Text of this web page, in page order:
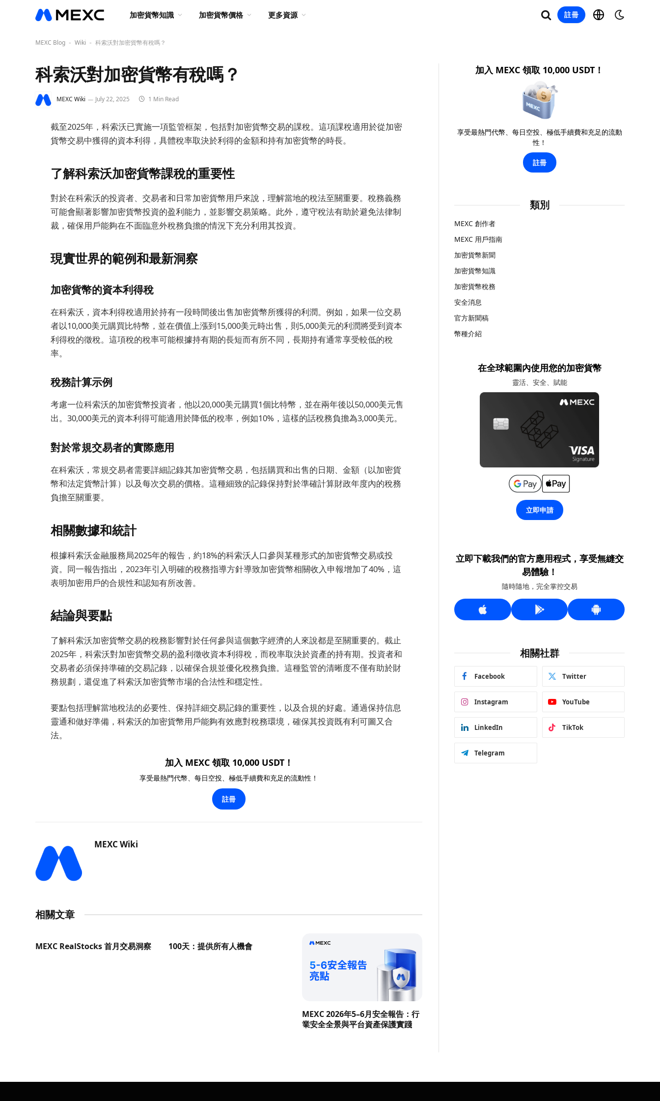
加密貨幣知識 加密貨幣價格 更多資源 註冊
MEXC Blog - Wiki - 科索沃對加密貨幣有稅嗎？
科索沃對加密貨幣有稅嗎？
MEXC Wiki July 22, 2025 1 Min Read
截至2025年，科索沃已實施一項監管框架，包括對加密貨幣交易的課稅。這項課稅適用於從加密
貨幣交易中獲得的資本利得，具體稅率取決於利得的金額和持有加密貨幣的時長。
了解科索沃加密貨幣課稅的重要性
對於在科索沃的投資者、交易者和日常加密貨幣用戶來說，理解當地的稅法至關重要。稅務義務
可能會顯著影響加密貨幣投資的盈利能力，並影響交易策略。此外，遵守稅法有助於避免法律制
裁，確保用戶能夠在不面臨意外稅務負擔的情況下充分利用其投資。
現實世界的範例和最新洞察
加密貨幣的資本利得稅
在科索沃，資本利得稅適用於持有一段時間後出售加密貨幣所獲得的利潤。例如，如果一位交易
者以10,000美元購買比特幣，並在價值上漲到15,000美元時出售，則5,000美元的利潤將受到資本
利得稅的徵稅。這項稅的稅率可能根據持有期的長短而有所不同，長期持有通常享受較低的稅
率。
稅務計算示例
考慮一位科索沃的加密貨幣投資者，他以20,000美元購買1個比特幣，並在兩年後以50,000美元售
出。30,000美元的資本利得可能適用於降低的稅率，例如10%，這樣的話稅務負擔為3,000美元。
對於常規交易者的實際應用
在科索沃，常規交易者需要詳細記錄其加密貨幣交易，包括購買和出售的日期、金額（以加密貨
幣和法定貨幣計算）以及每次交易的價格。這種細致的記錄保持對於準確計算財政年度內的稅務
負擔至關重要。
相關數據和統計
根據科索沃金融服務局2025年的報告，約18%的科索沃人口參與某種形式的加密貨幣交易或投
資。同一報告指出，2023年引入明確的稅務指導方針導致加密貨幣相關收入申報增加了40%，這
表明加密用戶的合規性和認知有所改善。
結論與要點
了解科索沃加密貨幣交易的稅務影響對於任何參與這個數字經濟的人來說都是至關重要的。截止
2025年，科索沃對加密貨幣交易的盈利徵收資本利得稅，而稅率取決於資產的持有期。投資者和
交易者必須保持準確的交易記錄，以確保合規並優化稅務負擔。這種監管的清晰度不僅有助於財
務規劃，還促進了科索沃加密貨幣市場的合法性和穩定性。
要點包括理解當地稅法的必要性、保持詳細交易記錄的重要性，以及合規的好處。通過保持信息
靈通和做好準備，科索沃的加密貨幣用戶能夠有效應對稅務環境，確保其投資既有利可圖又合
法。
加入 MEXC 領取 10,000 USDT！
享受最熱門代幣、每日空投、極低手續費和充足的流動性！
註冊
MEXC Wiki
相關文章
MEXC RealStocks 首月交易洞察 100天：提供所有人機會
MEXC 2026年5–6月安全報告：行
業安全全景與平台資產保護實踐
加入 MEXC 領取 10,000 USDT！
享受最熱門代幣、每日空投、極低手續費和充足的流動
性！
註冊
類別
MEXC 創作者
MEXC 用戶指南
加密貨幣新聞
加密貨幣知識
加密貨幣稅務
安全消息
官方新聞稿
幣種介紹
在全球範圍內使用您的加密貨幣
靈活、安全、賦能
立即申請
立即下載我們的官方應用程式，享受無縫交
易體驗！
隨時隨地，完全掌控交易
相關社群
Facebook Twitter
Instagram YouTube
LinkedIn TikTok
Telegram